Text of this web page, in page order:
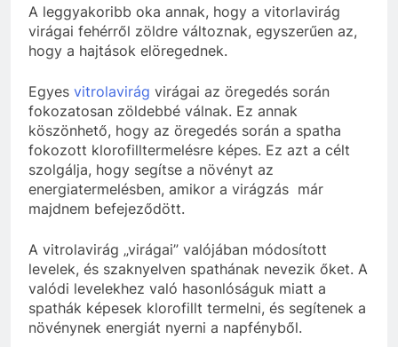
A leggyakoribb oka annak, hogy a vitorlavirág
virágai fehérről zöldre változnak, egyszerűen az,
hogy a hajtások elöregednek.
Egyes vitrolavirág virágai az öregedés során
fokozatosan zöldebbé válnak. Ez annak
köszönhető, hogy az öregedés során a spatha
fokozott klorofilltermelésre képes. Ez azt a célt
szolgálja, hogy segítse a növényt az
energiatermelésben, amikor a virágzás már
majdnem befejeződött.
A vitrolavirág „virágai” valójában módosított
levelek, és szaknyelven spathának nevezik őket. A
valódi levelekhez való hasonlóságuk miatt a
spathák képesek klorofillt termelni, és segítenek a
növénynek energiát nyerni a napfényből.